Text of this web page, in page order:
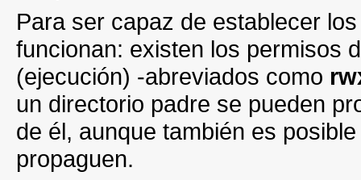
Para ser capaz de establecer
funcionan: existen los permisos
(ejecución) -abreviados como
un directorio padre se pueden
de él, aunque también es
propaguen.